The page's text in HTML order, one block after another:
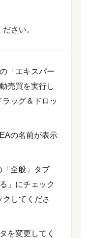
さい。
「エキスパー
売買を実行し
ッグ＆ドロッ
の名前が表示
全般」タブ
」にチェック
クしてくださ
を変更してく